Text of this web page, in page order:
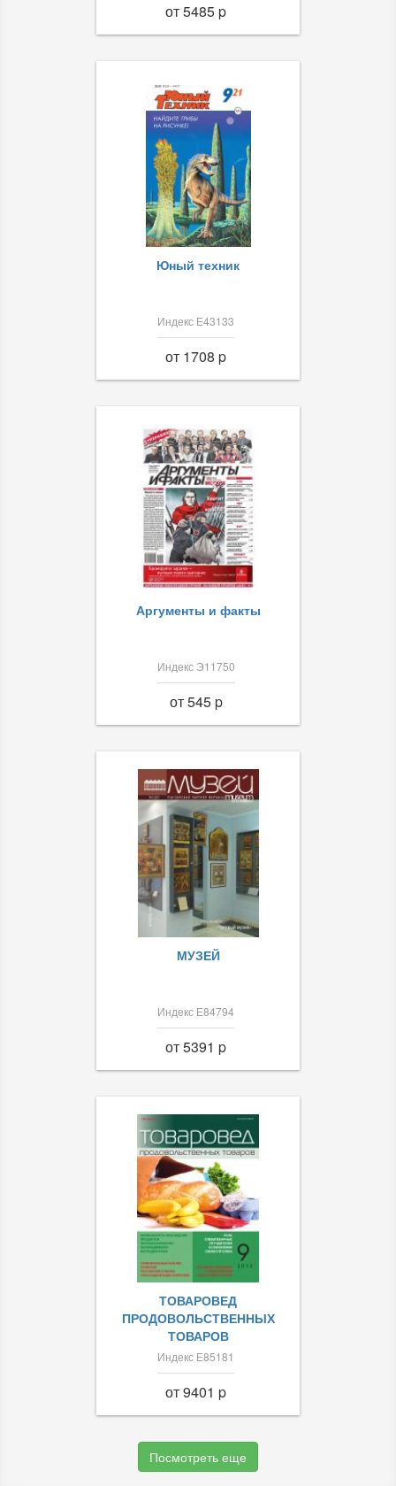
от 5485 p
Юный техник
Индекс Е43133
от 1708 p
Аргументы и факты
Индекс Э11750
от 545 p
МУЗЕЙ
Индекс Е84794
от 5391 p
ТОВАРОВЕД
ПРОДОВОЛЬСТВЕННЫХ
ТОВАРОВ
Индекс Е85181
от 9401 p
Посмотреть еще